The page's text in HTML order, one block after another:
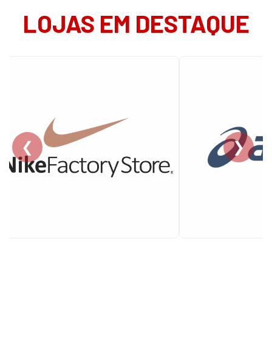
LOJAS EM DESTAQUE
❮ ❯